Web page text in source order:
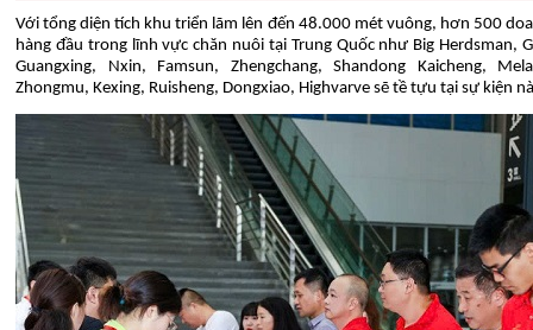
Với tổng diện tích khu triển lãm lên đến 48.000 mét vuông, hơn 500
hàng đầu trong lĩnh vực chăn nuôi tại Trung Quốc như Big Herdsman,
Guangxing, Nxin, Famsun, Zhengchang, Shandong Kaicheng,
Zhongmu, Kexing, Ruisheng, Dongxiao, Highvarve sẽ tề tựu tại sự kiện